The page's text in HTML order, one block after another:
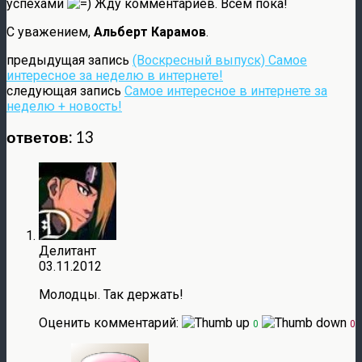
успехами
Жду комментариев. Всем пока!
С уважением, Альберт Карамов.
предыдущая запись (Воскресный выпуск) Самое
интересное за неделю в интернете!
следующая запись Самое интересное в интернете за
неделю + новость!
ответов: 13
Делитант
03.11.2012
Молодцы. Так держать!
Оценить комментарий:
0 0